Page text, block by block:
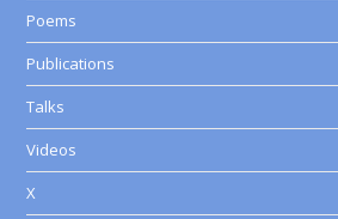
Poems
Publications
Talks
Videos
X